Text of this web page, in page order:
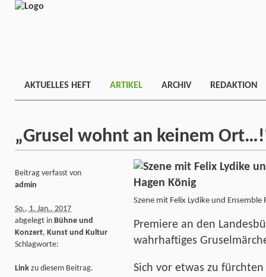
AKTUELLES HEFT ARTIKEL ARCHIV REDAKTION
„Grusel wohnt an keinem
Szene mit Felix Lydike und Ensemble
Premiere an den
wahrhaftiges
Sich vor etwas zu
Beitrag verfasst von
admin
So., 1. Jan.. 2017
abgelegt in Bühne und
Konzert, Kunst und Kultur
Schlagworte:
Link zu diesem Beitrag.